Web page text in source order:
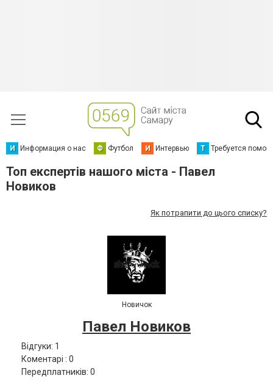
И Информация о нас Ф Футбол И Интервью Т Требуется
Топ експертів нашого міста - Павел
Новиков
Як потрапити до цього списку?
Новичок
Павел Новиков
Відгуки: 1
Коментарі : 0
Передплатників: 0